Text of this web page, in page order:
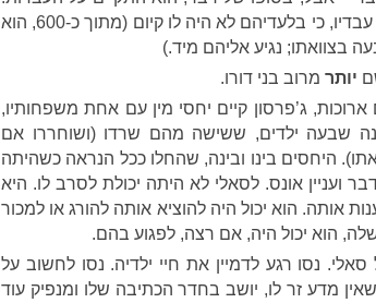
הוא לא יכול היה לשחרר את עבדיו, כי בלעדיהם לא היה לו קיום (מתוך כ-600, הוא
בצוואתו; נגיע אליהם מיד.)
יותר מרוב בני דורו.
ג’פרסון קיים יחסי מין עם אחת משפחותיו,
שבעה ילדים, ששישה מהם שרדו (ושוחררו אם
היחסים בינו ובינה, שהחלו ככל הנראה כשהיתה
44, היו לכל דבר ועניין אונס. לסאלי לא היתה יכולת לסרב לו. היא
אותה. הוא יכול היה להוציא אותה להורג או למכור
הוא יכול היה, אם רצה, לפגוע בהם.
נסו רגע לדמיין את חיי ילדיה. נסו לחשוב על
מדע זר לו, יושב בחדר הכתיבה שלו ומנפיק עוד